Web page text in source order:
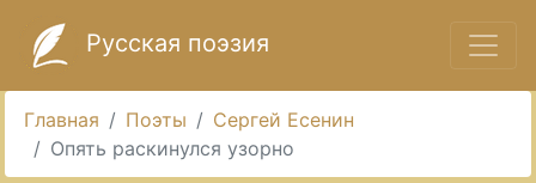
Русская поэзия
Главная Поэты
Сергей Есенин
Опять раскинулся узорно